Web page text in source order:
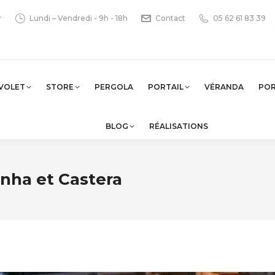
Lundi – Vendredi - 9h - 18h Contact 05 62 61 83 39
STORE PERGOLA PORTAIL VÉRANDA
BLOG RÉALISATIONS
et Castera